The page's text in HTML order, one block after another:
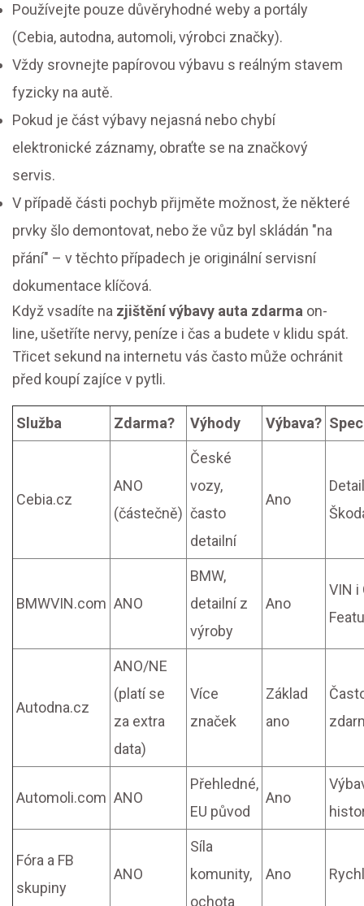
Používejte pouze důvěryhodné weby a portály
(Cebia, autodna, automoli, výrobci značky).
Vždy srovnejte papírovou výbavu s reálným stavem
fyzicky na autě.
Pokud je část výbavy nejasná nebo chybí
elektronické záznamy, obraťte se na značkový
servis.
V případě části pochyb přijměte možnost, že některé
prvky šlo demontovat, nebo že vůz byl skládán "na
přání" – v těchto případech je originální servisní
dokumentace klíčová.
Když vsadíte na zjištění výbavy auta zdarma on-
line, ušetříte nervy, peníze i čas a budete v klidu spát.
Třicet sekund na internetu vás často může ochránit
před koupí zajíce v pytli.
Služba Zdarma? Výhody Výbava?
Cebia.cz
ANO
(částečně)
České
vozy,
často
detailní
Ano
BMWVIN.com ANO
BMW,
detailní z
výroby
Ano
VIN i
Autodna.cz
ANO/NE
(platí se
za extra
data)
Více
značek
Základ
ano
Automoli.com ANO
Přehledné,
EU původ
Ano
Fóra a FB
skupiny
ANO
Síla
komunity,
ochota
Ano